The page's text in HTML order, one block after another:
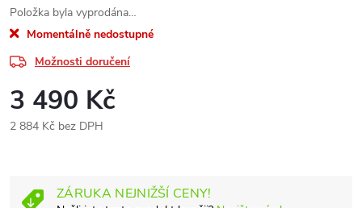
Položka byla vyprodána…
Momentálně nedostupné
Možnosti doručení
3 490 Kč
2 884 Kč bez DPH
ZÁRUKA NEJNIŽŠÍ CENY!